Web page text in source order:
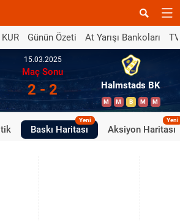
Günün Özeti At Yarışı Bankoları
15.03.2025
Maç Sonu
2 - 2 Halmstads BK
M M B M M
Baskı Haritası
Yeni
Aksiyon Haritası
Yeni